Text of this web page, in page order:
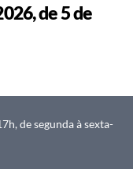
de 5 de
de segunda à sexta-